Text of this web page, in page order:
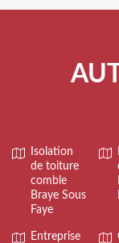
Isolation
de toiture
comble
Braye Sous
Faye
Entreprise